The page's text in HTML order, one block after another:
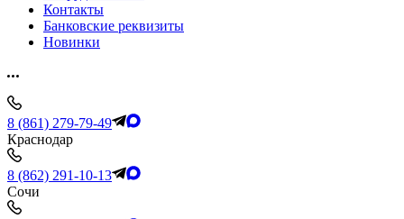
Контакты
Банковские реквизиты
Новинки
8 (861) 279-79-49
Краснодар
8 (862) 291-10-13
Сочи